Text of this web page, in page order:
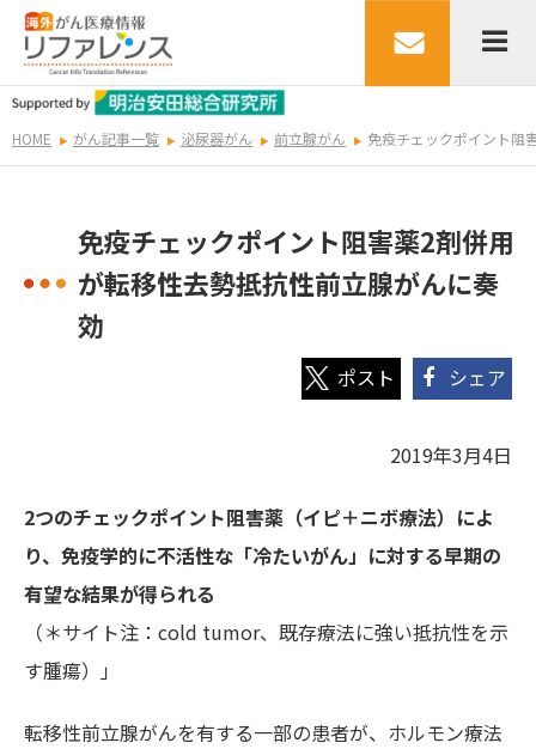
HOME がん記事一覧 泌尿器がん 前立腺がん 免疫チェックポイント阻
免疫チェックポイント阻害薬2剤併用
が転移性去勢抵抗性前立腺がんに奏
効
シェア
2019年3月4日
2つのチェックポイント阻害薬（イピ＋ニボ療法）によ
り、免疫学的に不活性な「冷たいがん」に対する早期の
有望な結果が得られる
（＊サイト注：cold tumor、既存療法に強い抵抗性を示
す腫瘍）」
転移性前立腺がんを有する一部の患者が、ホルモン療法